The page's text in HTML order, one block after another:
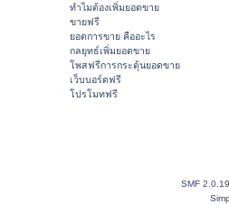
ทำไมต้องเพิ่มยอดขาย
ขายฟรี
ยอดการขาย คืออะไร
กลยุทธ์เพิ่มยอดขาย
โพสฟรีการกระตุ้นยอดขาย
เว็บบอร์ดฟรี
โปรโมทฟรี
SMF 2.0.19